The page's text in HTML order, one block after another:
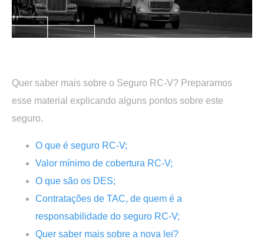
Quer saber mais sobre o Seguro RC-V? Preparamos
esse material explicando alguns pontos sobre este
seguro.
O que é seguro RC-V;
Valor mínimo de cobertura RC-V;
O que são os DES;
Contratações de TAC, de quem é a
responsabilidade do seguro RC-V;
Quer saber mais sobre a nova lei?